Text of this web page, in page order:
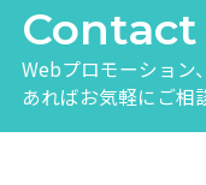
Contact
Webプロモーション
あればお気軽にご相